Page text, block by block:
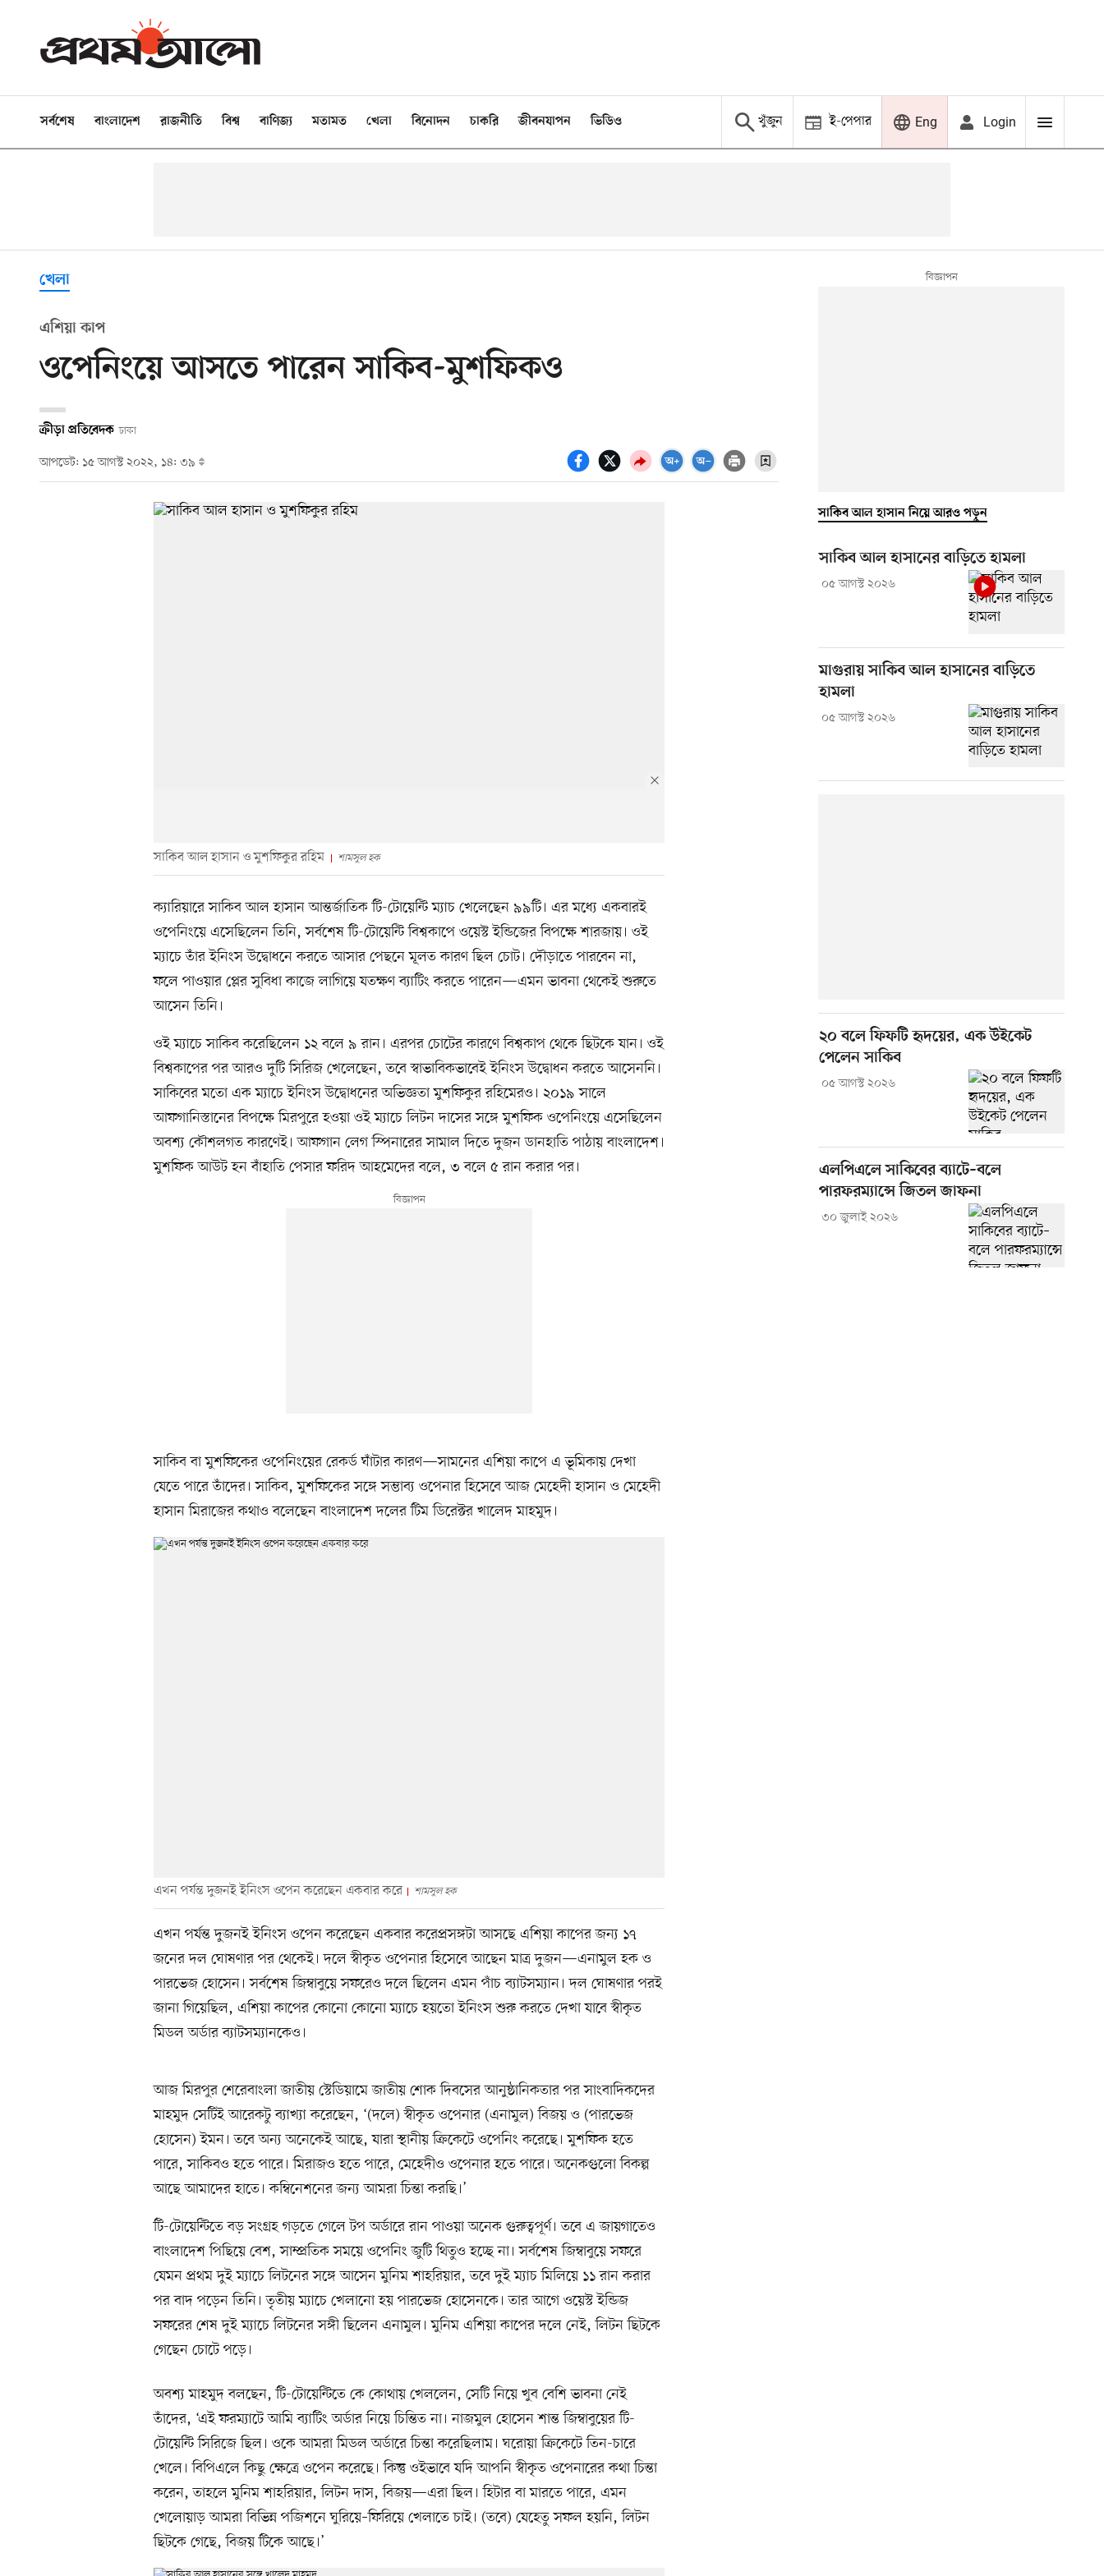
সর্বশেষ বাংলাদেশ রাজনীতি বিশ্ব বাণিজ্য মতামত খেলা বিনোদন চাকরি জীবনযাপন ভিডিও খুঁজুন ই-পেপার Eng Login
খেলা
এশিয়া কাপ
ওপেনিংয়ে আসতে পারেন সাকিব-মুশফিকও
ক্রীড়া প্রতিবেদক ঢাকা
আপডেট: ১৫ আগস্ট ২০২২, ১৪: ৩৯
সাকিব আল হাসান ও মুশফিকুর রহিম শামসুল হক
ক্যারিয়ারে সাকিব আল হাসান আন্তর্জাতিক টি-টোয়েন্টি ম্যাচ খেলেছেন ৯৯টি। এর মধ্যে একবারই
ওপেনিংয়ে এসেছিলেন তিনি, সর্বশেষ টি-টোয়েন্টি বিশ্বকাপে ওয়েস্ট ইন্ডিজের বিপক্ষে শারজায়। ওই
ম্যাচে তাঁর ইনিংস উদ্বোধনে করতে আসার পেছনে মূলত কারণ ছিল চোট। দৌড়াতে পারবেন না,
ফলে পাওয়ার প্লের সুবিধা কাজে লাগিয়ে যতক্ষণ ব্যাটিং করতে পারেন—এমন ভাবনা থেকেই শুরুতে
আসেন তিনি।
ওই ম্যাচে সাকিব করেছিলেন ১২ বলে ৯ রান। এরপর চোটের কারণে বিশ্বকাপ থেকে ছিটকে যান। ওই
বিশ্বকাপের পর আরও দুটি সিরিজ খেলেছেন, তবে স্বাভাবিকভাবেই ইনিংস উদ্বোধন করতে আসেননি।
সাকিবের মতো এক ম্যাচে ইনিংস উদ্বোধনের অভিজ্ঞতা মুশফিকুর রহিমেরও। ২০১৯ সালে
আফগানিস্তানের বিপক্ষে মিরপুরে হওয়া ওই ম্যাচে লিটন দাসের সঙ্গে মুশফিক ওপেনিংয়ে এসেছিলেন
অবশ্য কৌশলগত কারণেই। আফগান লেগ স্পিনারের সামাল দিতে দুজন ডানহাতি পাঠায় বাংলাদেশ।
মুশফিক আউট হন বাঁহাতি পেসার ফরিদ আহমেদের বলে, ৩ বলে ৫ রান করার পর।
সাকিব বা মুশফিকের ওপেনিংয়ের রেকর্ড ঘাঁটার কারণ—সামনের এশিয়া কাপে এ ভূমিকায় দেখা
যেতে পারে তাঁদের। সাকিব, মুশফিকের সঙ্গে সম্ভাব্য ওপেনার হিসেবে আজ মেহেদী হাসান ও মেহেদী
হাসান মিরাজের কথাও বলেছেন বাংলাদেশ দলের টিম ডিরেক্টর খালেদ মাহমুদ।
এখন পর্যন্ত দুজনই ইনিংস ওপেন করেছেন একবার করে শামসুল হক
এখন পর্যন্ত দুজনই ইনিংস ওপেন করেছেন একবার করেপ্রসঙ্গটা আসছে এশিয়া কাপের জন্য ১৭
জনের দল ঘোষণার পর থেকেই। দলে স্বীকৃত ওপেনার হিসেবে আছেন মাত্র দুজন—এনামুল হক ও
পারভেজ হোসেন। সর্বশেষ জিম্বাবুয়ে সফরেও দলে ছিলেন এমন পাঁচ ব্যাটসম্যান। দল ঘোষণার পরই
জানা গিয়েছিল, এশিয়া কাপের কোনো কোনো ম্যাচে হয়তো ইনিংস শুরু করতে দেখা যাবে স্বীকৃত
মিডল অর্ডার ব্যাটসম্যানকেও।
আজ মিরপুর শেরেবাংলা জাতীয় স্টেডিয়ামে জাতীয় শোক দিবসের আনুষ্ঠানিকতার পর সাংবাদিকদের
মাহমুদ সেটিই আরেকটু ব্যাখ্যা করেছেন, ‘(দলে) স্বীকৃত ওপেনার (এনামুল) বিজয় ও (পারভেজ
হোসেন) ইমন। তবে অন্য অনেকেই আছে, যারা স্থানীয় ক্রিকেটে ওপেনিং করেছে। মুশফিক হতে
পারে, সাকিবও হতে পারে। মিরাজও হতে পারে, মেহেদীও ওপেনার হতে পারে। অনেকগুলো বিকল্প
আছে আমাদের হাতে। কম্বিনেশনের জন্য আমরা চিন্তা করছি।’
টি-টোয়েন্টিতে বড় সংগ্রহ গড়তে গেলে টপ অর্ডারে রান পাওয়া অনেক গুরুত্বপূর্ণ। তবে এ জায়গাতেও
বাংলাদেশ পিছিয়ে বেশ, সাম্প্রতিক সময়ে ওপেনিং জুটি থিতুও হচ্ছে না। সর্বশেষ জিম্বাবুয়ে সফরে
যেমন প্রথম দুই ম্যাচে লিটনের সঙ্গে আসেন মুনিম শাহরিয়ার, তবে দুই ম্যাচ মিলিয়ে ১১ রান করার
পর বাদ পড়েন তিনি। তৃতীয় ম্যাচে খেলানো হয় পারভেজ হোসেনকে। তার আগে ওয়েস্ট ইন্ডিজ
সফরের শেষ দুই ম্যাচে লিটনের সঙ্গী ছিলেন এনামুল। মুনিম এশিয়া কাপের দলে নেই, লিটন ছিটকে
গেছেন চোটে পড়ে।
অবশ্য মাহমুদ বলছেন, টি-টোয়েন্টিতে কে কোথায় খেললেন, সেটি নিয়ে খুব বেশি ভাবনা নেই
তাঁদের, ‘এই ফরম্যাটে আমি ব্যাটিং অর্ডার নিয়ে চিন্তিত না। নাজমুল হোসেন শান্ত জিম্বাবুয়ের টি-
টোয়েন্টি সিরিজে ছিল। ওকে আমরা মিডল অর্ডারে চিন্তা করেছিলাম। ঘরোয়া ক্রিকেটে তিন-চারে
খেলে। বিপিএলে কিছু ক্ষেত্রে ওপেন করেছে। কিন্তু ওইভাবে যদি আপনি স্বীকৃত ওপেনারের কথা চিন্তা
করেন, তাহলে মুনিম শাহরিয়ার, লিটন দাস, বিজয়—এরা ছিল। হিটার বা মারতে পারে, এমন
খেলোয়াড় আমরা বিভিন্ন পজিশনে ঘুরিয়ে–ফিরিয়ে খেলাতে চাই। (তবে) যেহেতু সফল হয়নি, লিটন
ছিটকে গেছে, বিজয় টিকে আছে।’
সাকিব আল হাসান নিয়ে আরও পড়ুন
সাকিব আল হাসানের বাড়িতে হামলা
০৫ আগস্ট ২০২৬
মাগুরায় সাকিব আল হাসানের বাড়িতে
হামলা
০৫ আগস্ট ২০২৬
২০ বলে ফিফটি হৃদয়ের, এক উইকেট
পেলেন সাকিব
০৫ আগস্ট ২০২৬
এলপিএলে সাকিবের ব্যাটে–বলে
পারফরম্যান্সে জিতল জাফনা
৩০ জুলাই ২০২৬